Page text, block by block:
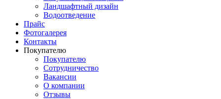
Ландшафтный дизайн
Водоотведение
Прайс
Фотогалерея
Контакты
Покупателю
Покупателю
Сотрудничество
Вакансии
О компании
Отзывы